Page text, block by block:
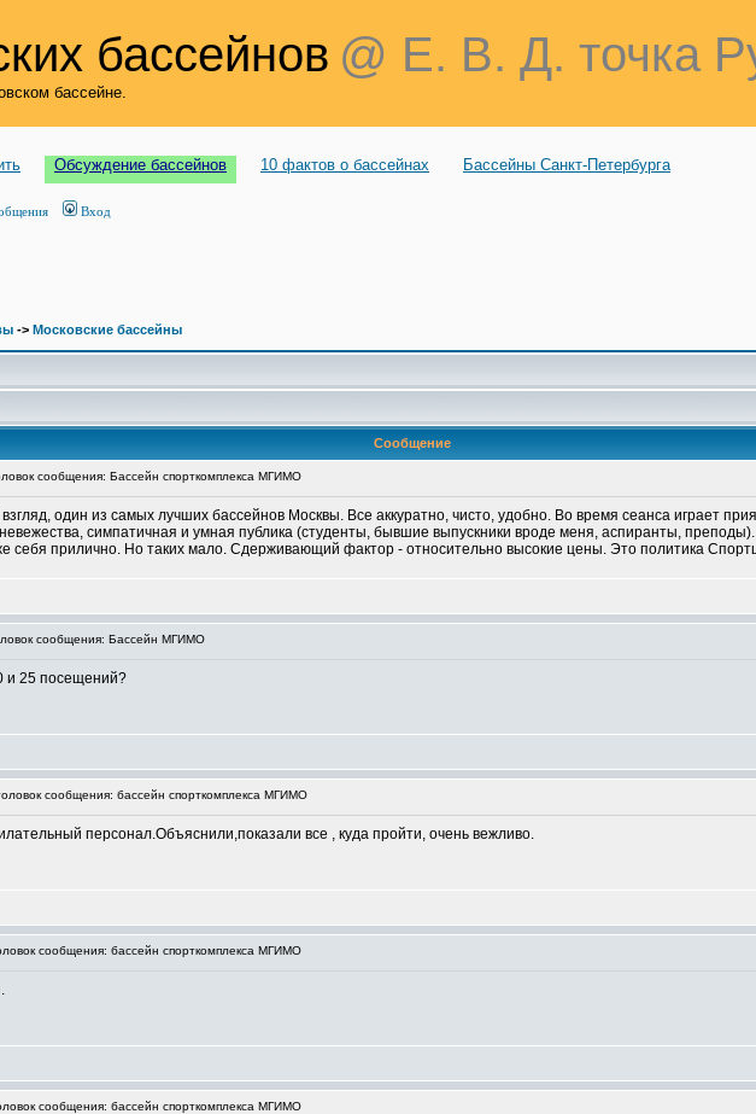
бассейнов @ Е. В. Д. точка
бассейне.
Обсуждение бассейнов 10 фактов о бассейнах Бассейны Санкт-Петербурга
Вход
-> Московские бассейны
Сообщение
сообщения: Бассейн спорткомплекса МГИМО
один из самых лучших бассейнов Москвы. Все аккуратно, чисто, удобно. Во время сеанса играет
симпатичная и умная публика (студенты, бывшие выпускники вроде меня, аспиранты,
себя прилично. Но таких мало. Сдерживающий фактор - относительно высокие цены. Это политика
сообщения: Бассейн МГИМО
и 25 посещений?
сообщения: бассейн спорткомплекса МГИМО
персонал.Объяснили,показали все , куда пройти, очень вежливо.
сообщения: бассейн спорткомплекса МГИМО
сообщения: бассейн спорткомплекса МГИМО